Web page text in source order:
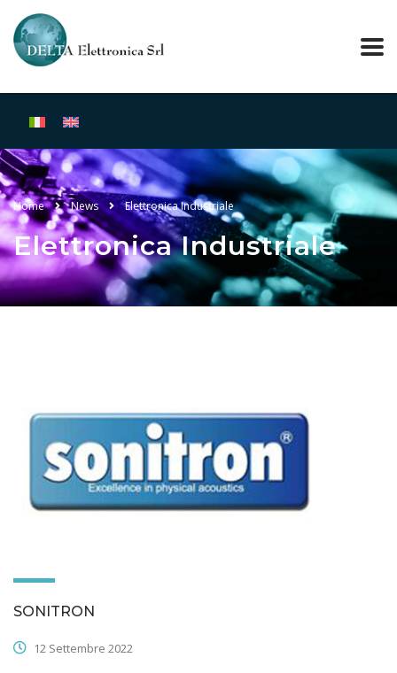
Home News Elettronica Industriale
Elettronica Industriale
SONITRON
12 Settembre 2022